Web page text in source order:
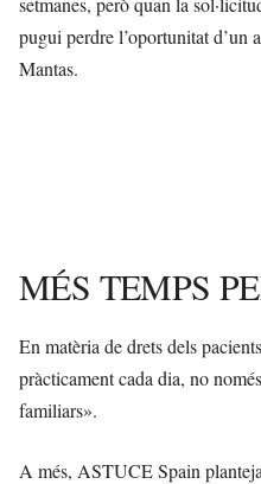
pugui perdre l’oportunitat d’un
Mantas.
MÉS TEMPS
En matèria de drets dels
pràcticament cada dia, no
familiars».
A més, ASTUCE Spain